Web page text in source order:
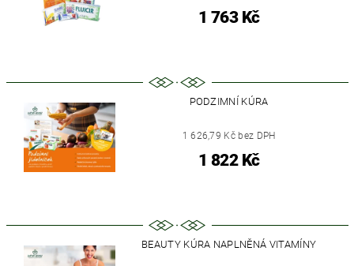
1 763 Kč
PODZIMNÍ KÚRA
1 626,79 Kč bez DPH
1 822 Kč
BEAUTY KÚRA NAPLNĚNÁ VITAMÍNY